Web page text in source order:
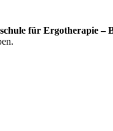
für Ergotherapie –